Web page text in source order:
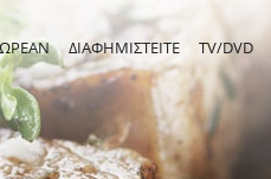
ΔΙΑΦΗΜΙΣΤΕΙΤΕ TV/DVD